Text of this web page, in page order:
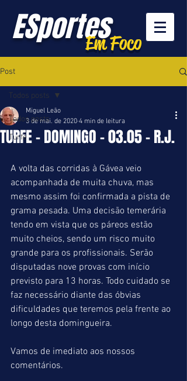
ESportesEm Foco
Post
Todos posts
Turfe
Todos posts
TURFE - DOMINGO - 03.05 - R.J.
Miguel Leão
3 de mai. de 2020 4 min de leitura
A volta das corridas à Gávea veio
acompanhada de muita chuva, mas
mesmo assim foi confirmada a pista de
grama pesada. Uma decisão temerária
tendo em vista que os páreos estão
muito cheios, sendo um risco muito
grande para os profissionais. Serão
disputadas nove provas com início
previsto para 13 horas. Todo cuidado se
faz necessário diante das óbvias
dificuldades que teremos pela frente ao
longo desta domingueira.
Vamos de imediato aos nossos
comentários.